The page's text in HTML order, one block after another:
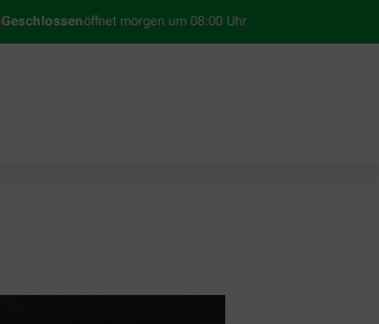
Geschlossenöffnet morgen um 08:00 Uhr